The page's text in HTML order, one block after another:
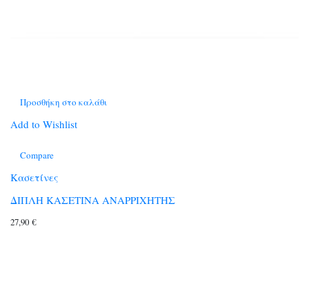
Προσθήκη στο καλάθι
Add to Wishlist
Compare
Κασετίνες
ΔΙΠΛΗ ΚΑΣΕΤΙΝΑ ΑΝΑΡΡΙΧΗΤΗΣ
27,90 €